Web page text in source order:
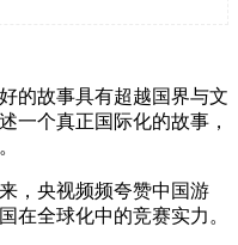
的故事具有超越国界与文
一个真正国际化的故事，
，央视频频夸赞中国游
在全球化中的竞赛实力。